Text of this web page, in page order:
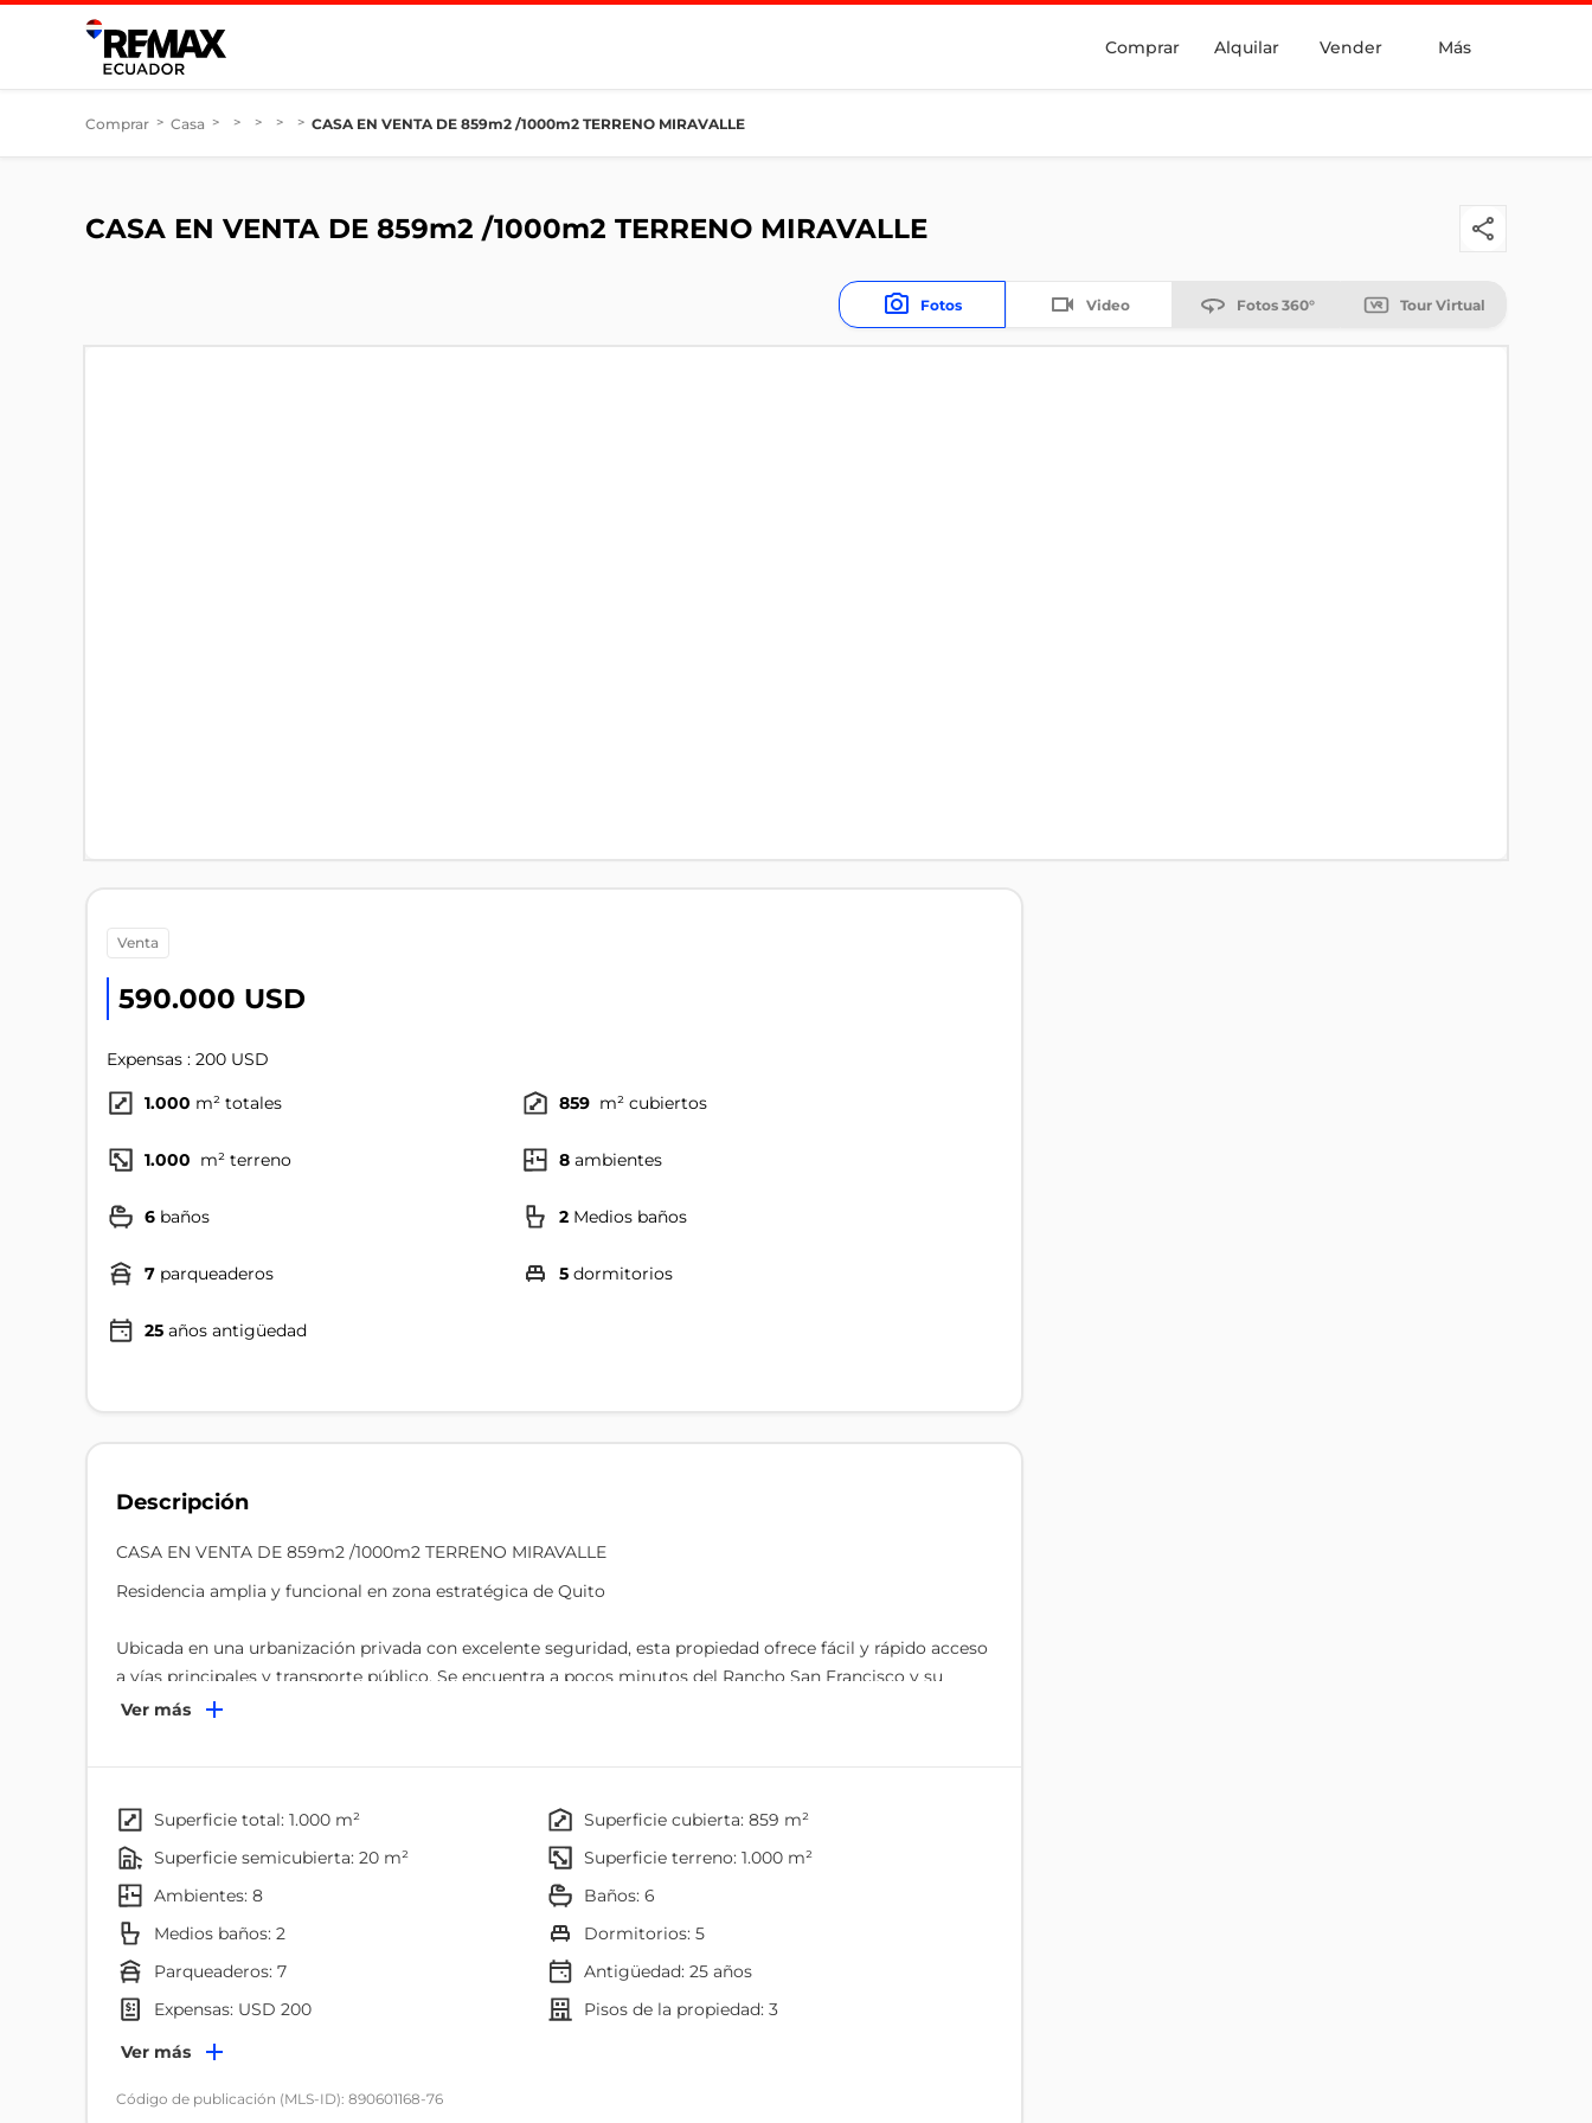
Comprar Alquilar Vender Más
Comprar > Casa > > > > > CASA EN VENTA DE 859m2 /1000m2 TERRENO MIRAVALLE
CASA EN VENTA DE 859m2 /1000m2 TERRENO MIRAVALLE
Fotos Video Fotos 360° Tour Virtual
venta
590.000 USD
Expensas : 200 USD
1.000 m² totales 859 m² cubiertos
1.000 m² terreno 8 ambientes
6 baños 2 Medios baños
7 parqueaderos 5 dormitorios
25 años antigüedad
Descripción
CASA EN VENTA DE 859m2 /1000m2 TERRENO MIRAVALLE
Residencia amplia y funcional en zona estratégica de Quito
Ubicada en una urbanización privada con excelente seguridad, esta propiedad ofrece fácil y rápido acceso
a vías principales y transporte público. Se encuentra a pocos minutos del Rancho San Francisco y su
complejo comercial, lo que garantiza comodidad y conectividad.
- Área de terreno: 1.020 m²
- Alicuota $200
- Distribuida en tres plantas
Planta Baja
- Hall de ingreso
- Sala principal y estudio
- Baño social
- Cocina independiente con alacena y desayunador
- Comedor independiente con amplias ventanas
- Patio interno cubierto
- Dormitorio de servicio con baño completo
Ver más
superficie total: 1.000 m²
superficie cubierta: 859 m²
superficie semicubierta: 20 m²
superficie terreno: 1.000 m²
ambientes: 8
baños: 6
Medios baños: 2
dormitorios: 5
parqueaderos: 7
Antigüedad:25años
expensas: USD 200
pisos de la propiedad: 3
Ambientes
Dormitorio
Ver más
Código de publicación (MLS-ID): 890601168-76